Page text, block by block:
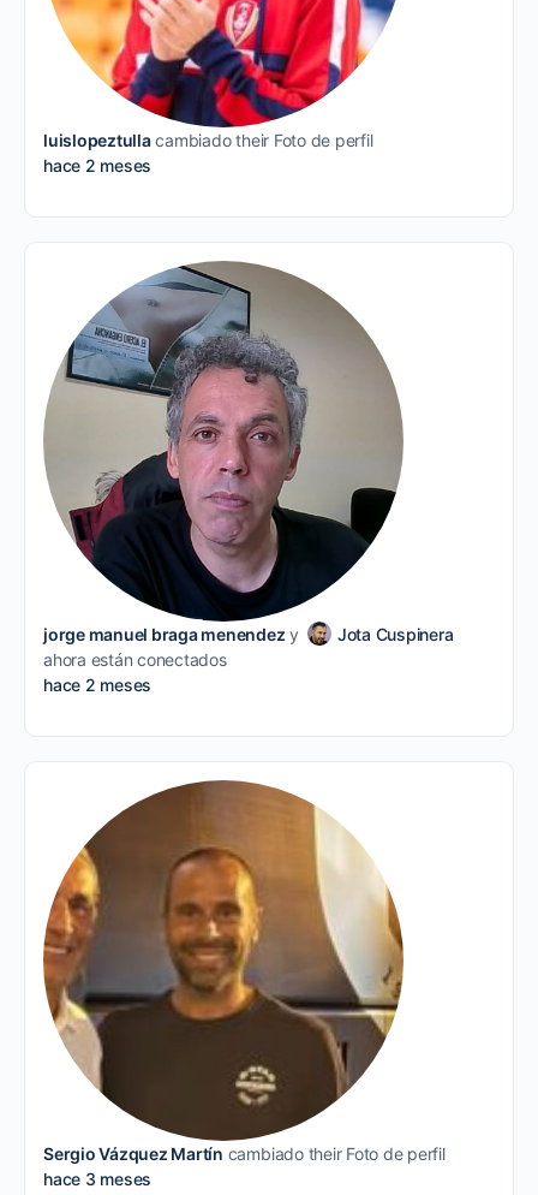
luislopeztullacambiado their Foto de perfil
hace 2 meses
jorge manuel braga menendez y
Jota Cuspinera
ahora están conectados
hace 2 meses
Sergio Vázquez Martín cambiado their Foto de perfil
hace 3 meses